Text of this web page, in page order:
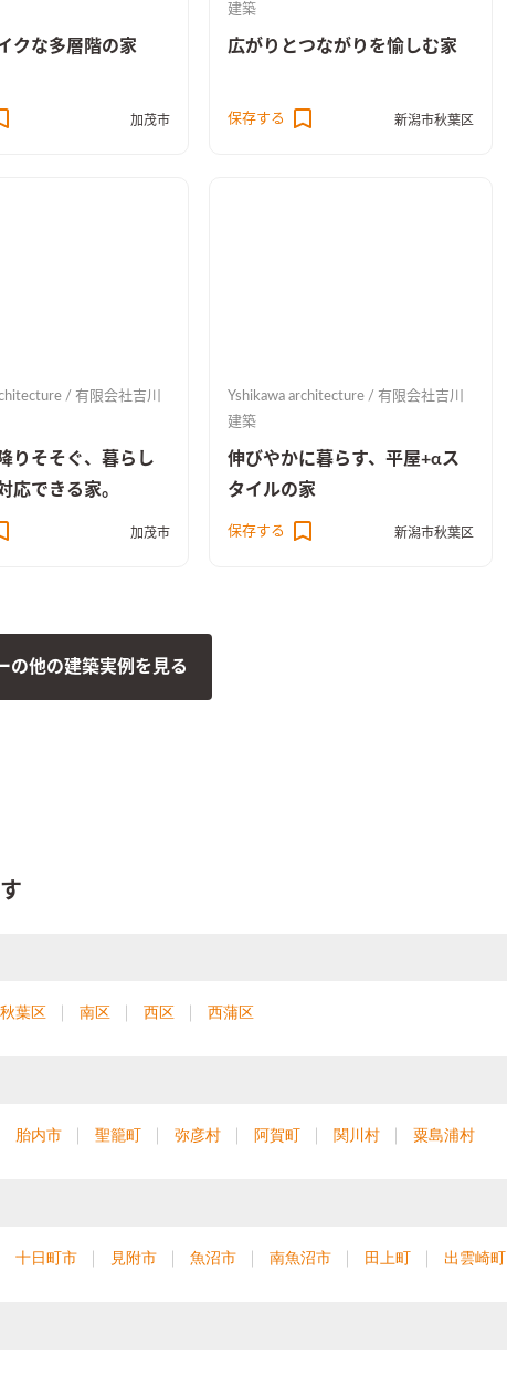
クな多層階の家
加茂市
建築
広がりとつながりを愉しむ家
保存する 新潟市秋葉区
/ 有限会社吉川
りそそぐ、暮らし
応できる家。
加茂市
Yshikawa architecture / 有限会社吉川
建築
伸びやかに暮らす、平屋+αス
タイルの家
保存する 新潟市秋葉区
の他の建築実例を見る
秋葉区 南区 西区 西蒲区
胎内市 聖籠町 弥彦村 阿賀町 関川村 粟島浦村
十日町市 見附市 魚沼市 南魚沼市 田上町 出雲崎町